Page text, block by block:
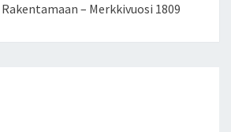
– Merkkivuosi 1809